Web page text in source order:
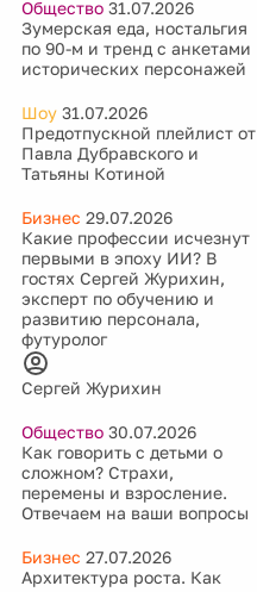
Общество 31.07.2026
Зумерская еда, ностальгия
по 90-м и тренд с анкетами
исторических персонажей
Шоу 31.07.2026
Предотпускной плейлист от
Павла Дубравского и
Татьяны Котиной
Бизнес 29.07.2026
Какие профессии исчезнут
первыми в эпоху ИИ? В
гостях Сергей Журихин,
эксперт по обучению и
развитию персонала,
футуролог
Сергей Журихин
Общество 30.07.2026
Как говорить с детьми о
сложном? Страхи,
перемены и взросление.
Отвечаем на ваши вопросы
Бизнес 27.07.2026
Архитектура роста. Как